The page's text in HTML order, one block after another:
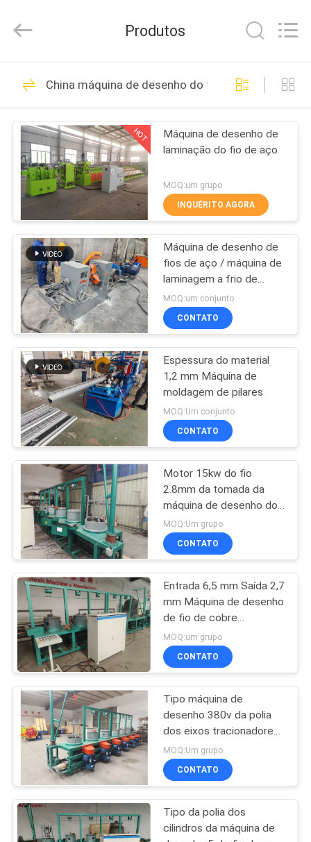
CASA
PRODUTOS
MOSTRA
DE
SOBRE
NÓS
EXCURSÃO
DA
FÁBRICA
CONTROLE
DA
QUALIDADE
CONTACTE-
NOS
PEÇA
UMAS
CITAÇÕES
MAPA
DO
SITE
PRIVACY
POLICY
Mesh
Products
All
Reserved.
Fio Mesh Welding
Machines
101
reforçando a
máquina de
soldadura da malha
70
máquina de
soldadura da malha
da cerca
máquina de
soldadura do painel
de malha
máquina fixa da
cerca do nó
33
Produtos
China máquina de desenho do fio de aço
HOT
Máquina de desenho de
laminação do fio de aço
MOQ:um grupo
INQUÉRITO AGORA
Máquina de desenho de
fios de aço / máquina de
laminagem a frio de
barras de aço
MOQ:um conjunto
CONTATO
Espessura do material
1,2 mm Máquina de
moldagem de pilares
MOQ:Um conjunto
CONTATO
Motor 15kw do fio
2.8mm da tomada da
máquina de desenho do
fio de aço do Plc do fio
6.5mm da entrada
MOQ:Um grupo
CONTATO
Entrada 6,5 mm Saída 2,7
mm Máquina de desenho
de fio de cobre
Velocidade 180m / min
Motor 15kw
MOQ:um grupo
CONTATO
Tipo máquina de
desenho 380v da polia
dos eixos tracionadores
do controle de
frequência 6 do fio
MOQ:Um grupo
CONTATO
Tipo da polia dos
cilindros da máquina de